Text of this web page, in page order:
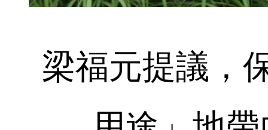
梁福元提議，